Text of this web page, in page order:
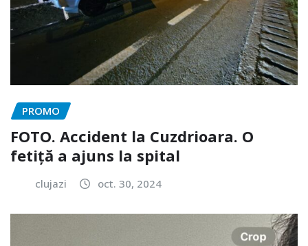
PROMO
FOTO. Accident la Cuzdrioara. O
fetiță a ajuns la spital
clujazi oct. 30, 2024